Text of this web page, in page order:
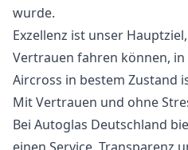
wurde.
Exzellenz ist unser
Vertrauen fahren können, in
Aircross in bestem Zustand
Mit Vertrauen und ohne
Bei Autoglas Deutschland